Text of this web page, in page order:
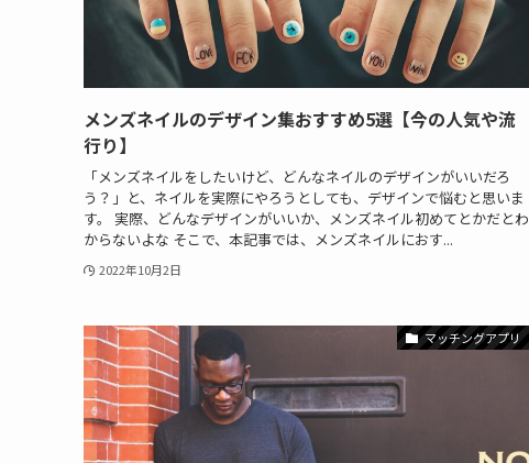
メンズネイルのデザイン集おすすめ5選【今の人気や流
行り】
「メンズネイルをしたいけど、どんなネイルのデザインがいいだろ
う？」と、ネイルを実際にやろうとしても、デザインで悩むと思いま
す。 実際、どんなデザインがいいか、メンズネイル初めてとかだとわ
からないよな そこで、本記事では、メンズネイルにおす...
2022年10月2日
マッチングアプリ